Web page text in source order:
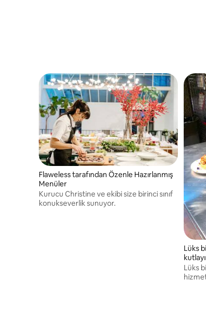
Flaweless tarafından Özenle Hazırlanmış
Menüler
Kurucu Christine ve ekibi size birinci sınıf
konukseverlik sunuyor.
Lüks
Lüks